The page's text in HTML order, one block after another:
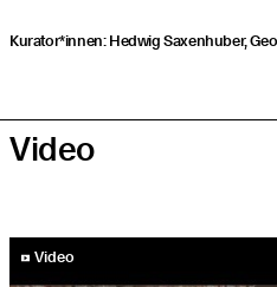
Kurator*innen: Hed­wig Saxen­hu­ber,
Video
YouTube-Video abspielen
Video